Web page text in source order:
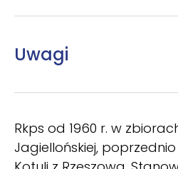
Uwagi
Rkps od 1960 r. w
Jagiellońskiej,